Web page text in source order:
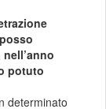
potuto
determinato